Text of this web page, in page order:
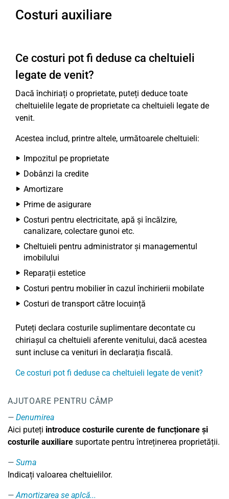
Costuri auxiliare
Ce costuri pot fi deduse ca cheltuieli
legate de venit?
Dacă închiriați o proprietate, puteți deduce toate
cheltuielile legate de proprietate ca cheltuieli legate de
venit.
Acestea includ, printre altele, următoarele cheltuieli:
Impozitul pe proprietate
Dobânzi la credite
Amortizare
Prime de asigurare
Costuri pentru electricitate, apă și încălzire,
canalizare, colectare gunoi etc.
Cheltuieli pentru administrator și managementul
imobilului
Reparații estetice
Costuri pentru mobilier în cazul închirierii mobilate
Costuri de transport către locuință
Puteți declara costurile suplimentare decontate cu
chiriașul ca cheltuieli aferente venitului, dacă acestea
sunt incluse ca venituri în declarația fiscală.
Ce costuri pot fi deduse ca cheltuieli legate de venit?
AJUTOARE PENTRU CÂMP
Denumirea
Aici puteți introduce costurile curente de funcționare și
costurile auxiliare suportate pentru întreținerea proprietății.
Suma
Indicați valoarea cheltuielilor.
Amortizarea se aplcă...